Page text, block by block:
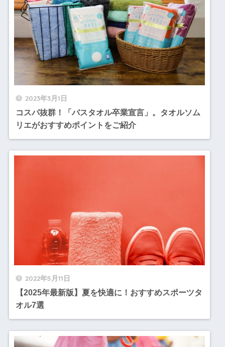
2023年3月1日
コスパ抜群！「バスタオル卒業宣言」。タオルソム
リエがおすすめポイントをご紹介
2022年5月11日
【2025年最新版】夏を快適に！おすすめスポーツタ
オル7選